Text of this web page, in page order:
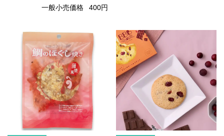
一般小売価格 400円